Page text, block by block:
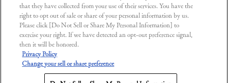
that they have collected from your use of their services. You have the
right to opt out of sale or share of your personal information by us.
Please click [Do Not Sell or Share My Personal Information] to
exercise your right. If we have detected an opt-out preference signal,
then it will be honored.
Privacy Policy
Change your sell or share preference